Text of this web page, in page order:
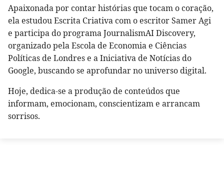
Apaixonada por contar histórias que tocam o coração,
ela estudou Escrita Criativa com o escritor Samer Agi
e participa do programa JournalismAI Discovery,
organizado pela Escola de Economia e Ciências
Políticas de Londres e a Iniciativa de Notícias do
Google, buscando se aprofundar no universo digital.
Hoje, dedica-se a produção de conteúdos que
informam, emocionam, conscientizam e arrancam
sorrisos.